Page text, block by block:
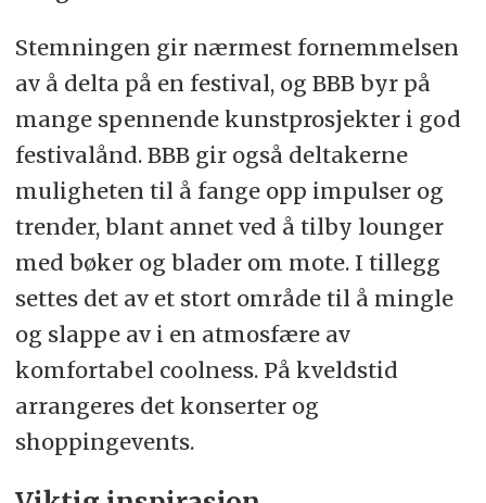
Stemningen gir nærmest fornemmelsen
av å delta på en festival, og BBB byr på
mange spennende kunstprosjekter i god
festivalånd. BBB gir også deltakerne
muligheten til å fange opp impulser og
trender, blant annet ved å tilby lounger
med bøker og blader om mote. I tillegg
settes det av et stort område til å mingle
og slappe av i en atmosfære av
komfortabel coolness. På kveldstid
arrangeres det konserter og
shoppingevents.